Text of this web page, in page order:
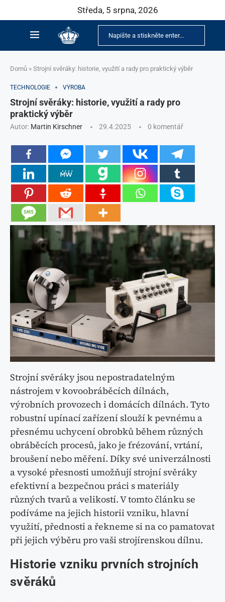
Středa, 5 srpna, 2026
Domů » Strojní svěráky: historie, využití a rady pro praktický výběr
TECHNOLOGIE VÝROBA
Strojní svěráky: historie, využití a rady pro
praktický výběr
Autor: Martin Kirschner 29.4.2025 0 komentář
Strojní svěráky jsou nepostradatelným
nástrojem v kovoobráběcích dílnách,
výrobních provozech i domácích dílnách. Tyto
robustní upínací zařízení slouží k pevnému a
přesnému uchycení obrobků během různých
obráběcích procesů, jako je frézování, vrtání,
broušení nebo měření. Díky své univerzálnosti
a vysoké přesnosti umožňují strojní svěráky
efektivní a bezpečnou práci s materiály
různých tvarů a velikostí. V tomto článku se
podíváme na jejich historii vzniku, hlavní
využití, přednosti a řekneme si na co pamatovat
při jejich výběru pro vaši strojírenskou dílnu.
Historie vzniku prvních strojních
svěráků